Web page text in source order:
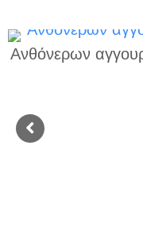
Λεβάντας